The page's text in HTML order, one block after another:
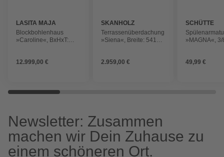
LASITA MAJA
Blockbohlenhaus
»Caroline«, BxHxT:
Dachüberstand), grau
12.999,00 €
SKANHOLZ
Terrassenüberdachung
»Siena«, Breite: 541
2.959,00 €
SCHÜTTE
»MAGNA«, 3/
49,99 €
Newsletter: Zusammen
machen wir Dein Zuhause zu
einem schöneren Ort.